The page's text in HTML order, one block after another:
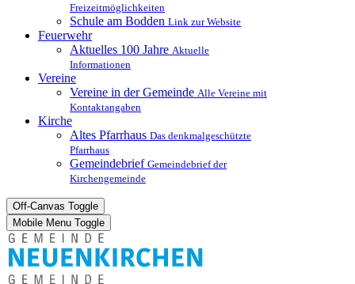
Freizeitmöglichkeiten
Schule am Bodden Link zur Website
Feuerwehr
Aktuelles 100 Jahre Aktuelle
Informationen
Vereine
Vereine in der Gemeinde Alle Vereine mit
Kontaktangaben
Kirche
Altes Pfarrhaus Das denkmalgeschützte
Pfarrhaus
Gemeindebrief Gemeindebrief der
Kirchengemeinde
Off-Canvas Toggle
Mobile Menu Toggle